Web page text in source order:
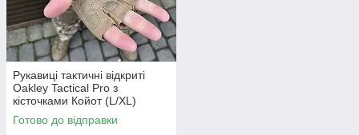
Рукавиці тактичні відкриті
Oakley Tactical Pro з
кісточками Койот (L/XL)
Готово до відправки